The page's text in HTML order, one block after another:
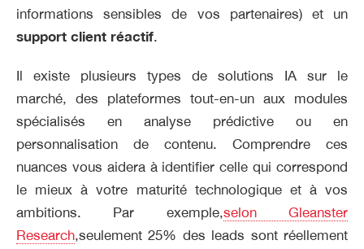
informations sensibles de vos partenaires) et un
support client réactif.
Il existe plusieurs types de solutions IA sur le
marché, des plateformes tout-en-un aux modules
spécialisés en analyse prédictive ou en
personnalisation de contenu. Comprendre ces
nuances vous aidera à identifier celle qui correspond
le mieux à votre maturité technologique et à vos
ambitions. Par exemple,selon Gleanster
Research,seulement 25% des leads sont réellement